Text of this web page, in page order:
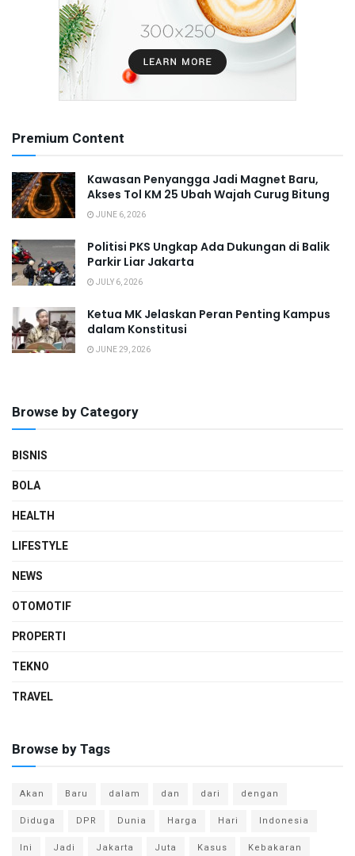
Premium Content
Kawasan Penyangga Jadi Magnet Baru,
Akses Tol KM 25 Ubah Wajah Curug Bitung
JUNE 6, 2026
Politisi PKS Ungkap Ada Dukungan di Balik
Parkir Liar Jakarta
JULY 6, 2026
Ketua MK Jelaskan Peran Penting Kampus
dalam Konstitusi
JUNE 29, 2026
Browse by Category
BISNIS
BOLA
HEALTH
LIFESTYLE
NEWS
OTOMOTIF
PROPERTI
TEKNO
TRAVEL
Browse by Tags
Akan Baru dalam dan dari
dengan
Diduga
DPR Dunia Harga Hari
Indonesia
Ini
Jadi Jakarta Juta Kasus
Kebakaran